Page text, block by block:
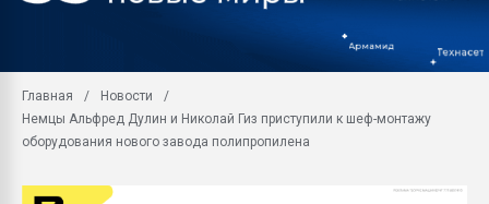
28.07.2026
Всё, что касается
Главная
Новости
Немцы Альфред Дулин и Николай Гиз приступили к шеф-монтажу
оборудования нового завода полипропилена